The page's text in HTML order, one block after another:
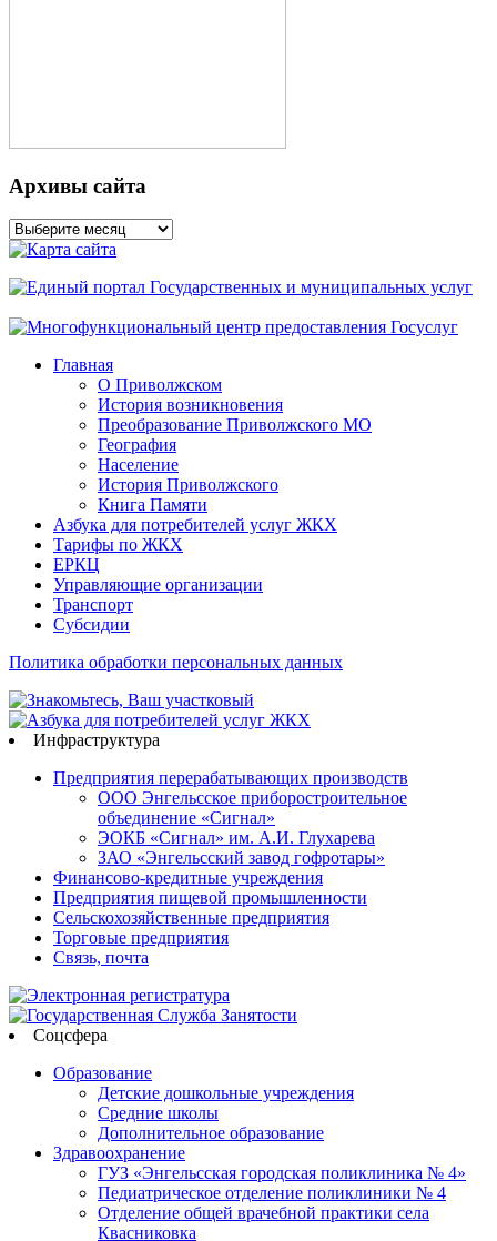
Архивы сайта
Архивы
сайта
Главная
О Приволжском
История возникновения
Преобразование Приволжского МО
География
Население
История Приволжского
Книга Памяти
Азбука для потребителей услуг ЖКХ
Тарифы по ЖКХ
ЕРКЦ
Управляющие организации
Транспорт
Субсидии
Политика обработки персональных данных
Инфраструктура
Предприятия перерабатывающих производств
ООО Энгельсское приборостроительное
объединение «Сигнал»
ЭОКБ «Сигнал» им. А.И. Глухарева
ЗАО «Энгельсский завод гофротары»
Финансово-кредитные учреждения
Предприятия пищевой промышленности
Сельскохозяйственные предприятия
Торговые предприятия
Связь, почта
Соцсфера
Образование
Детские дошкольные учреждения
Средние школы
Дополнительное образование
Здравоохранение
ГУЗ «Энгельсская городская поликлиника № 4»
Педиатрическое отделение поликлиники № 4
Отделение общей врачебной практики села
Квасниковка